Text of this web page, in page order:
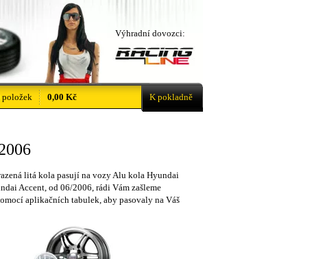
litá kola pasují na vozy Alu kola Hyundai
Accent, od 06/2006, rádi Vám zašleme
aplikačních tabulek, aby pasovaly na Váš
Výhradní dovozci:
položek 0,00 Kč K pokladně